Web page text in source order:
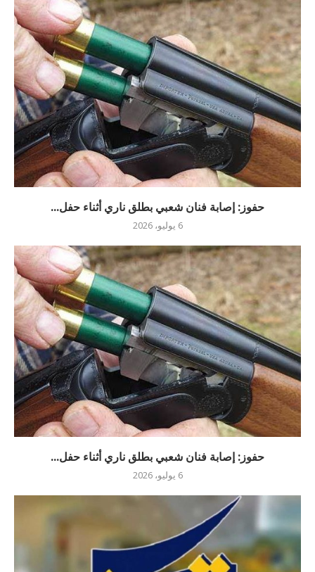
حفوز: إصابة فنان شعبي بطلق ناري أثناء حفل...
6 يوليو، 2026
حفوز: إصابة فنان شعبي بطلق ناري أثناء حفل...
6 يوليو، 2026